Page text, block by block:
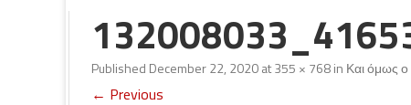
ΔΙΑΣΚΈΔΑΣΗ – LIFESTYLE
Published December 22, 2020at355 × 768in Και όμως ο
← Previous